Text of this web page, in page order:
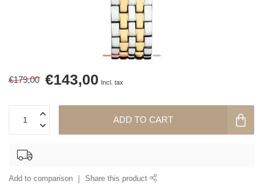
€179,00 €143,00 Incl. tax
ADD TO CART
Add to comparison Share this product